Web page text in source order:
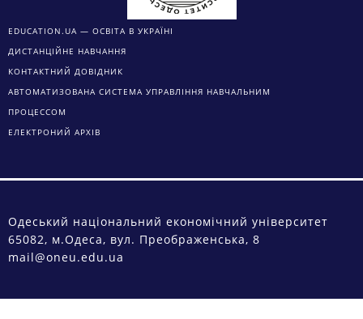
EDUCATION.UA — ОСВІТА В УКРАЇНІ
ДИСТАНЦІЙНЕ НАВЧАННЯ
КОНТАКТНИЙ ДОВІДНИК
АВТОМАТИЗОВАНА СИСТЕМА УПРАВЛІННЯ НАВЧАЛЬНИМ
ПРОЦЕССОМ
ЕЛЕКТРОНИЙ АРХІВ
Одеський національний економічний університет
65082, м.Одеса, вул. Преображенська, 8
mail@oneu.edu.ua